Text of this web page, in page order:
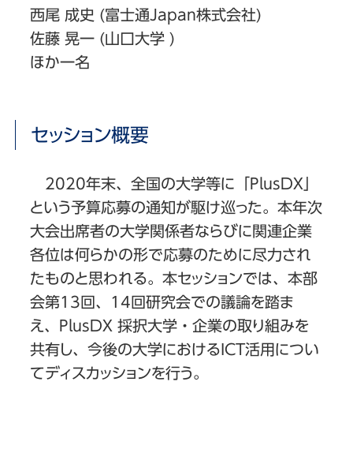
西尾 成史 (富士通Japan株式会社)
佐藤 晃一 (山口大学 )
ほか一名
セッション概要
2020年末、全国の大学等に「PlusDX」
という予算応募の通知が駆け巡った。本年次
大会出席者の大学関係者ならびに関連企業
各位は何らかの形で応募のために尽力され
たものと思われる。本セッションでは、本部
会第13回、14回研究会での議論を踏ま
え、PlusDX 採択大学・企業の取り組みを
共有し、今後の大学におけるICT活用につい
てディスカッションを行う。